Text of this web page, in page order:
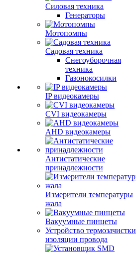
Силовая техника
Генераторы
Мотопомпы
Садовая техника
Снегоуборочная
техника
Газонокосилки
IP видеокамеры
CVI видеокамеры
AHD видеокамеры
Антистатические
принадлежности
Измерители температуры
жала
Вакуумные пинцеты
Устройство термозачистки
изоляции провода